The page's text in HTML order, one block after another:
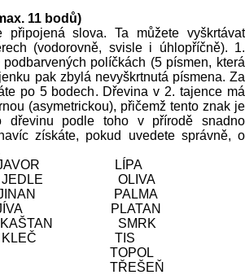
11 bodů)
připojená slova. Ta můžete vyškrtávat
(vodorovně, svisle i úhlopříčně). 1.
políčkách (5 písmen, která
pak zbylá nevyškrtnutá písmena. Za
po 5 bodech. Dřevina v 2. tajence má
(asymetrickou), přičemž tento znak je
dřevinu podle toho v přírodě snadno
získáte, pokud uvedete správně, o
LÍPA
JEDLE OLIVA
PALMA
PLATAN
SMRK
TIS
TOPOL
TŘEŠEŇ